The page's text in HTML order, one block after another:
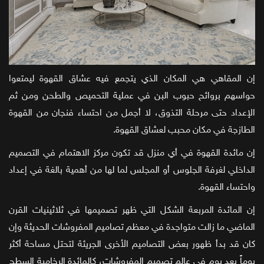
إن المقاهي هي المكان الذي يتجمع فيه عشاق القهوة ليمتعوا
حواسهم بروائح حبوب البن في عملية التحميص والطحن ومن ثم
الإعداد حتى مرحلة التذوق، لا أجمل من احتساء فنجان من القهوة
الطازجة في مكان محبب لعشاق القهوة.
إن مائدة القهوة في أي منزل قد تكون مركز الاهتمام في التصميم
الداخلي لغرفة الجلوس أو المجلس لما لها من أهمية بالغة في إعداد
واحتساء القهوة.
إن المائدة المربعة الشكل التي ظهر تصميمها في ثلاثينيات القرن
الماضي ما زالت متواجدة في معظم تصاميم المفروشات الحديثة وإن
كان قد بدأ ظهور بعض التصاميم الأخرى الجريئة لتحتل مساحة أكثر